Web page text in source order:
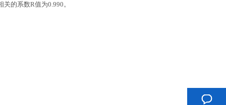
关的系数R值为0.990。